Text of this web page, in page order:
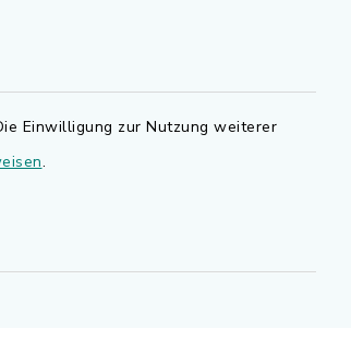
Einwilligung zur Nutzung weiterer
.
Landkreis Erlangen-Höchstadt